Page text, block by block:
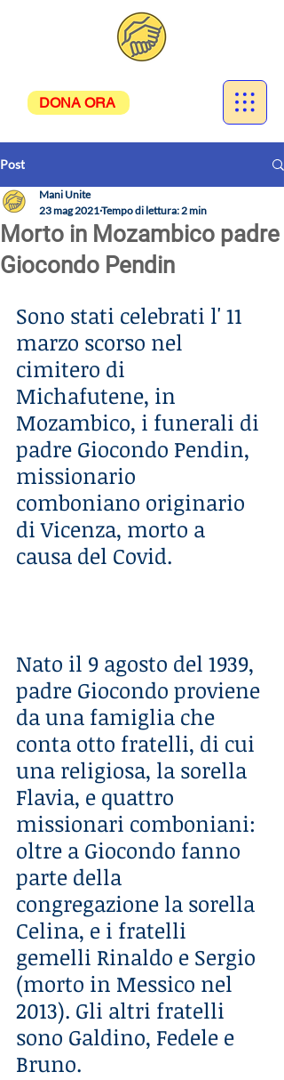
DONA ORA
Post
Morto in Mozambico padre
Giocondo Pendin
Mani Unite
23 mag 2021Tempo di lettura: 2 min
Sono stati celebrati l' 11
marzo scorso nel
cimitero di
Michafutene, in
Mozambico, i funerali di
padre Giocondo Pendin,
missionario
comboniano originario
di Vicenza, morto a
causa del Covid.
Nato il 9 agosto del 1939,
padre Giocondo proviene
da una famiglia che
conta otto fratelli, di cui
una religiosa, la sorella
Flavia, e quattro
missionari comboniani:
oltre a Giocondo fanno
parte della
congregazione la sorella
Celina, e i fratelli
gemelli Rinaldo e Sergio
(morto in Messico nel
2013). Gli altri fratelli
sono Galdino, Fedele e
Bruno.